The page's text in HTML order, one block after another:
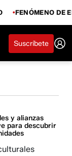
FENÓMENO DE
Suscríbete
y alianzas
para descubrir